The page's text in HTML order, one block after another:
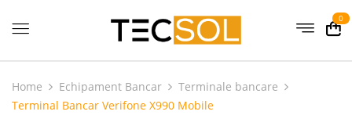
0
Home Echipament Bancar
Terminale bancare
Terminal Bancar Verifone X990 Mobile